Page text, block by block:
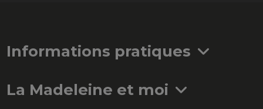
Informations pratiques
La Madeleine et moi